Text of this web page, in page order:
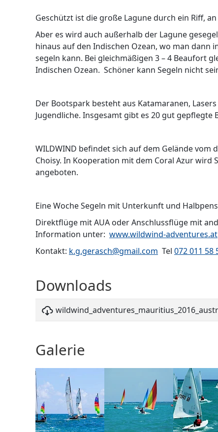
Geschützt ist die große Lagune durch ein Riff,
Aber es wird auch außerhalb der Lagune
hinaus auf den Indischen Ozean, wo man
segeln kann. Bei gleichmäßigen 3 – 4 Beaufort
Indischen Ozean. Schöner kann Segeln nicht
Der Bootspark besteht aus Katamaranen,
Jugendliche. Insgesamt gibt es 20 gut gepflegte
WILDWIND befindet sich auf dem Gelände vom
Choisy. In Kooperation mit dem Coral Azur
angeboten.
Eine Woche Segeln mit Unterkunft und
Direktflüge mit AUA oder Anschlussflüge mit
Information unter: www.wildwind-adventures.at
Kontakt: k.g.gerasch@gmail.com Tel 072 011 58
Downloads
Galerie